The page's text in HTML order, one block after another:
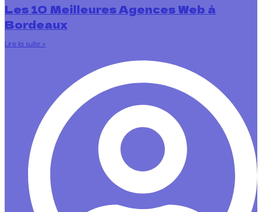
Les 10 Meilleures Agences Web à
Bordeaux
Lire la suite >